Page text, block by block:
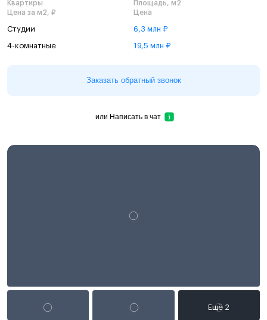
Квартиры
Площадь, м2
Цена за м2, ₽
Цена
Студии 6,3 млн ₽
4-комнатные 19,5 млн ₽
Заказать обратный звонок
или Написать в чат